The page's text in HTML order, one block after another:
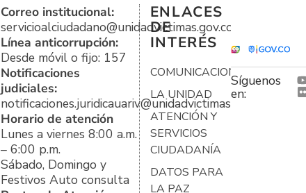
Correo institucional:
servicioalciudadano@unidadvictimas.gov.co
Línea anticorrupción:
Desde móvil o fijo: 157
Notificaciones
judiciales:
notificaciones.juridicauariv@unidadvictimas.gov.co
Horario de atención
Lunes a viernes 8:00 a.m.
– 6:00 p.m.
Sábado, Domingo y
Festivos Auto consulta
ENLACES
DE
INTERÉS
COMUNICACIONES
LA UNIDAD
ATENCIÓN Y
SERVICIOS
CIUDADANÍA
DATOS PARA
LA PAZ
Síguenos
en: